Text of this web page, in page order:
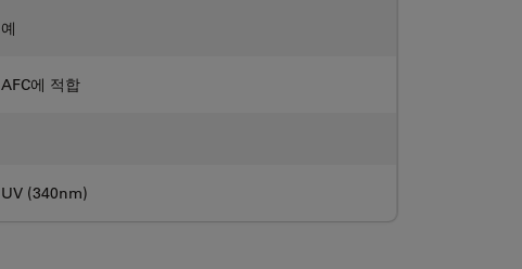
예
AFC에 적합
UV (340nm)